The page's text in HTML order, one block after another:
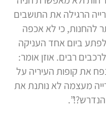
הרגילה את התושבים
להחנות, כי לא אכפה
ביום אחד העניקה
500 שקל לרכבים רבים. אוזן אומר:
את קופות העיריה על
מעצמה לא נותנת את